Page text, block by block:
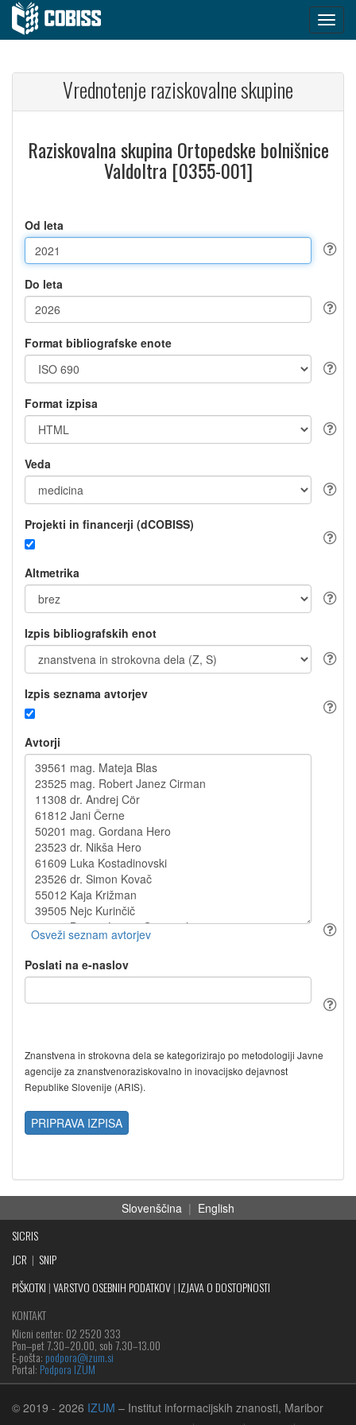
Vrednotenje raziskovalne skupine
Raziskovalna skupina Ortopedske bolnišnice
Valdoltra [0355-001]
Od leta
Do leta
Format bibliografske enote
Format izpisa
Veda
Projekti in financerji (dCOBISS)
Altmetrika
Izpis bibliografskih enot
Izpis seznama avtorjev
Avtorji
Poslati na e-naslov
Znanstvena in strokovna dela se kategorizirajo po metodologiji Javne
agencije za znanstvenoraziskovalno in inovacijsko dejavnost
Republike Slovenije (ARIS).
PRIPRAVA IZPISA
Slovenščina | English
SICRIS
JCR | SNIP
PIŠKOTKI |VARSTVO OSEBNIH PODATKOV| IZJAVA O DOSTOPNOSTI
KONTAKT
Klicni center: 02 2520 333
Pon‒pet 7.30–20.00, sob 7.30–13.00
E-pošta: podpora@izum.si
Portal: Podpora IZUM
© 2019 - 2026 IZUM – Institut informacijskih znanosti, Maribor